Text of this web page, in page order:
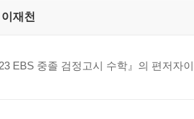
이재천
EBS 중졸 검정고시 수학』의 편저자